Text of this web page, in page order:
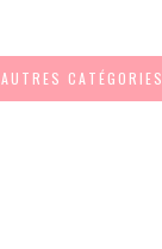
AUTRES CATÉGORIES